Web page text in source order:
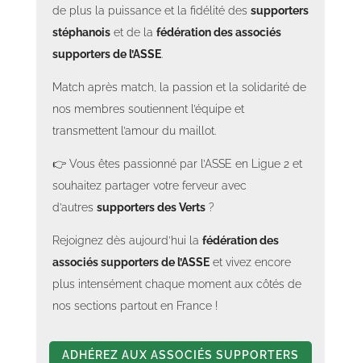
de plus la puissance et la fidélité des supporters
stéphanois et de la fédération des associés
supporters de l’ASSE.
Match après match, la passion et la solidarité de
nos membres soutiennent l’équipe et
transmettent l’amour du maillot.
👉 Vous êtes passionné par l’ASSE en Ligue 2 et
souhaitez partager votre ferveur avec
d’autres supporters des Verts ?
Rejoignez dès aujourd’hui la fédération des
associés supporters de l’ASSE et vivez encore
plus intensément chaque moment aux côtés de
nos sections partout en France !
ADHÉREZ AUX ASSOCIÉS SUPPORTERS